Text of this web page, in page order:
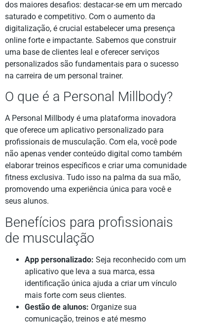
dos maiores desafios: destacar-se em um mercado
saturado e competitivo. Com o aumento da
digitalização, é crucial estabelecer uma presença
online forte e impactante. Sabemos que construir
uma base de clientes leal e oferecer serviços
personalizados são fundamentais para o sucesso
na carreira de um personal trainer.
O que é a Personal Millbody?
A Personal Millbody é uma plataforma inovadora
que oferece um aplicativo personalizado para
profissionais de musculação. Com ela, você pode
não apenas vender conteúdo digital como também
elaborar treinos específicos e criar uma comunidade
fitness exclusiva. Tudo isso na palma da sua mão,
promovendo uma experiência única para você e
seus alunos.
Benefícios para profissionais
de musculação
App personalizado: Seja reconhecido com um
aplicativo que leva a sua marca, essa
identificação única ajuda a criar um vínculo
mais forte com seus clientes.
Gestão de alunos: Organize sua
comunicação, treinos e até mesmo